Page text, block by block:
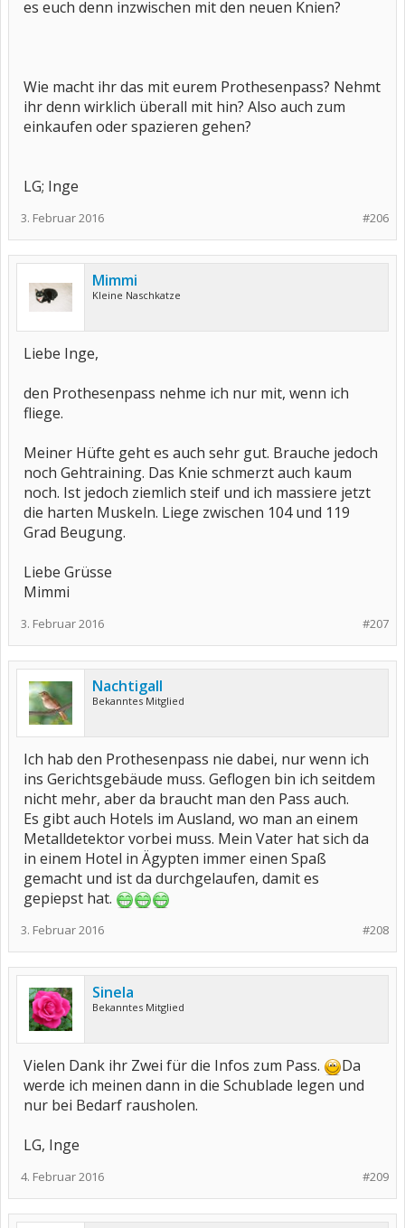
es euch denn inzwischen mit den neuen Knien?
Wie macht ihr das mit eurem Prothesenpass? Nehmt
ihr denn wirklich überall mit hin? Also auch zum
einkaufen oder spazieren gehen?
LG; Inge
#206
3. Februar 2016
Mimmi
Kleine Naschkatze
Liebe Inge,
den Prothesenpass nehme ich nur mit, wenn ich
fliege.
Meiner Hüfte geht es auch sehr gut. Brauche jedoch
noch Gehtraining. Das Knie schmerzt auch kaum
noch. Ist jedoch ziemlich steif und ich massiere jetzt
die harten Muskeln. Liege zwischen 104 und 119
Grad Beugung.
Liebe Grüsse
Mimmi
#207
3. Februar 2016
Nachtigall
Bekanntes Mitglied
Ich hab den Prothesenpass nie dabei, nur wenn ich
ins Gerichtsgebäude muss. Geflogen bin ich seitdem
nicht mehr, aber da braucht man den Pass auch.
Es gibt auch Hotels im Ausland, wo man an einem
Metalldetektor vorbei muss. Mein Vater hat sich da
in einem Hotel in Ägypten immer einen Spaß
gemacht und ist da durchgelaufen, damit es
gepiepst hat.
#208
3. Februar 2016
Sinela
Bekanntes Mitglied
Vielen Dank ihr Zwei für die Infos zum Pass.
Da
werde ich meinen dann in die Schublade legen und
nur bei Bedarf rausholen.
LG, Inge
#209
4. Februar 2016